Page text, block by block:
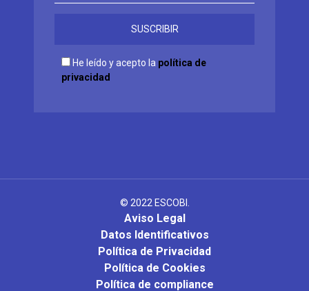
He leído y acepto la política de
privacidad
© 2022 ESCOBI.
Aviso Legal
Datos Identificativos
Política de Privacidad
Política de Cookies
Política de compliance